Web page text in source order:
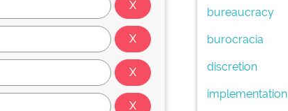
bureaucracy
burocracia
discretion
implementation